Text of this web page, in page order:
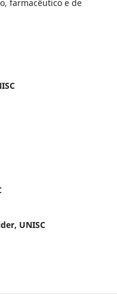
farmacêutico e de
UNISC